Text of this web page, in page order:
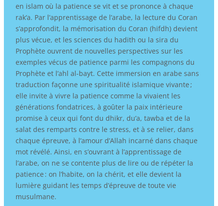
en islam où la patience se vit et se prononce à chaque
rak‘a. Par l’apprentissage de l’arabe, la lecture du Coran
s’approfondit, la mémorisation du Coran (hifdh) devient
plus vécue, et les sciences du hadith ou la sira du
Prophète ouvrent de nouvelles perspectives sur les
exemples vécus de patience parmi les compagnons du
Prophète et l’ahl al-bayt. Cette immersion en arabe sans
traduction façonne une spiritualité islamique vivante ;
elle invite à vivre la patience comme la vivaient les
générations fondatrices, à goûter la paix intérieure
promise à ceux qui font du dhikr, du’a, tawba et de la
salat des remparts contre le stress, et à se relier, dans
chaque épreuve, à l’amour d’Allah incarné dans chaque
mot révélé. Ainsi, en s’ouvrant à l’apprentissage de
l’arabe, on ne se contente plus de lire ou de répéter la
patience : on l’habite, on la chérit, et elle devient la
lumière guidant les temps d’épreuve de toute vie
musulmane.